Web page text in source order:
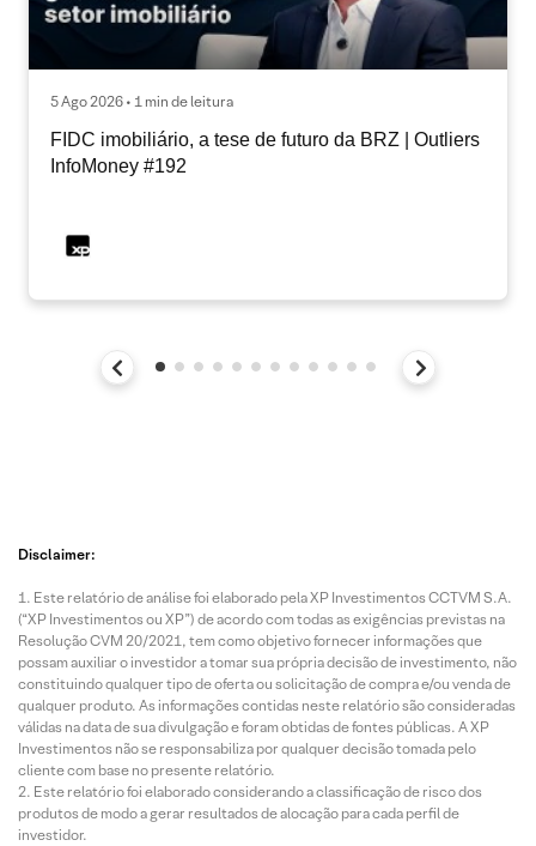
5 Ago 2026 • 1 min de leitura
FIDC imobiliário, a tese de futuro da BRZ | Outliers
InfoMoney #192
Disclaimer:
Este relatório de análise foi elaborado pela XP Investimentos CCTVM S.A.
(“XP Investimentos ou XP”) de acordo com todas as exigências previstas na
Resolução CVM 20/2021, tem como objetivo fornecer informações que
possam auxiliar o investidor a tomar sua própria decisão de investimento, não
constituindo qualquer tipo de oferta ou solicitação de compra e/ou venda de
qualquer produto. As informações contidas neste relatório são consideradas
válidas na data de sua divulgação e foram obtidas de fontes públicas. A XP
Investimentos não se responsabiliza por qualquer decisão tomada pelo
cliente com base no presente relatório.
Este relatório foi elaborado considerando a classificação de risco dos
produtos de modo a gerar resultados de alocação para cada perfil de
investidor.